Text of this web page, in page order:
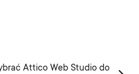
Attico Web Studio do